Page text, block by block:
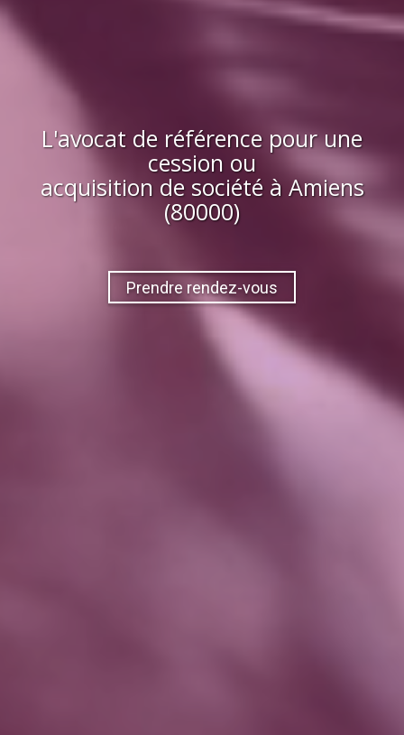
L'avocat de référence pour une
cession ou
acquisition de sociétéà Amiens
(80000)
Prendre rendez-vous